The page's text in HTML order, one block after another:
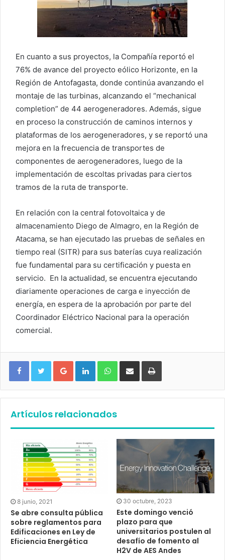
En cuanto a sus proyectos, la Compañía reportó el
76% de avance del proyecto eólico Horizonte, en la
Región de Antofagasta, donde continúa avanzando el
montaje de las turbinas, alcanzando el “mechanical
completion” de 44 aerogeneradores. Además, sigue
en proceso la construcción de caminos internos y
plataformas de los aerogeneradores, y se reportó una
mejora en la frecuencia de transportes de
componentes de aerogeneradores, luego de la
implementación de escoltas privadas para ciertos
tramos de la ruta de transporte.
En relación con la central fotovoltaica y de
almacenamiento Diego de Almagro, en la Región de
Atacama, se han ejecutado las pruebas de señales en
tiempo real (SITR) para sus baterías cuya realización
fue fundamental para su certificación y puesta en
servicio. En la actualidad, se encuentra ejecutando
diariamente operaciones de carga e inyección de
energía, en espera de la aprobación por parte del
Coordinador Eléctrico Nacional para la operación
comercial.
Google+ LinkedIn WhatsApp
Artículos relacionados
8 junio, 2021
Se abre consulta pública
sobre reglamentos para
Edificaciones en Ley de
Eficiencia Energética
30 octubre, 2023
Este domingo venció
plazo para que
universitarios postulen al
desafío de fomento al
H2V de AES Andes